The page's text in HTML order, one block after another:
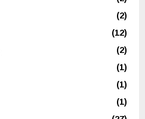
(2)
(12)
(2)
(1)
(1)
(1)